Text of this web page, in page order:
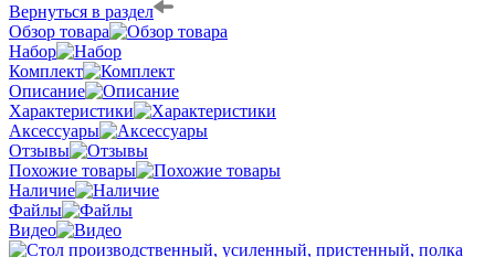
Вернуться в раздел
Обзор товара
Набор
Комплект
Описание
Характеристики
Аксессуары
Отзывы
Похожие товары
Наличие
Файлы
Видео